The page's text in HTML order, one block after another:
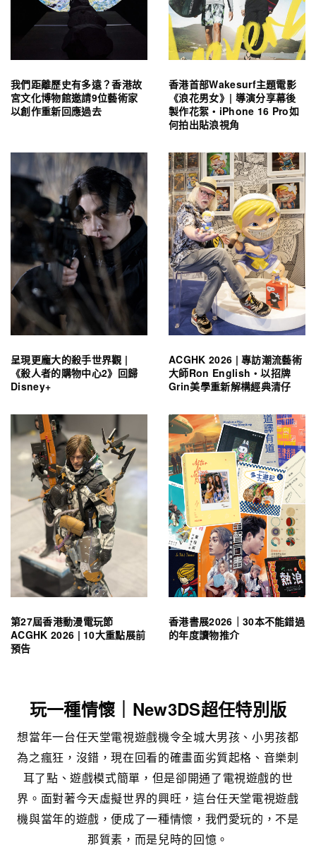
我們距離歷史有多遠？香港故
宮文化博物館邀請9位藝術家
以創作重新回應過去
香港首部Wakesurf主題電影
《浪花男女》| 導演分享幕後
製作花絮・iPhone 16 Pro如
何拍出貼浪視角
呈現更龐大的殺手世界觀 |
《殺人者的購物中心2》回歸
Disney+
ACGHK 2026 | 專訪潮流藝術
大師Ron English・以招牌
Grin美學重新解構經典清仔
第27屆香港動漫電玩節
ACGHK 2026 | 10大重點展前
預告
香港書展2026｜30本不能錯過
的年度讀物推介
玩一種情懷｜New3DS超任特別版
想當年一台任天堂電視遊戲機令全城大男孩、小男孩都
為之瘋狂，沒錯，現在回看的確畫面劣質起格、音樂刺
耳了點、遊戲模式簡單，但是卻開通了電視遊戲的世
界。面對著今天虛擬世界的興旺，這台任天堂電視遊戲
機與當年的遊戲，便成了一種情懷，我們愛玩的，不是
那質素，而是兒時的回憶。